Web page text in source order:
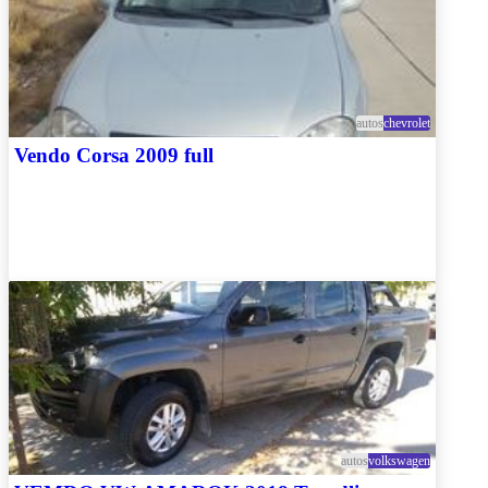
autoschevrolet
Vendo Corsa 2009 full
autosvolkswagen